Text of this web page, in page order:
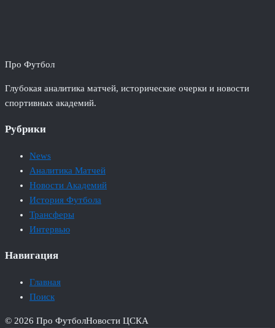
Про Футбол
Глубокая аналитика матчей, исторические очерки и новости
спортивных академий.
Рубрики
News
Аналитика Матчей
Новости Академий
История Футбола
Трансферы
Интервью
Навигация
Главная
Поиск
© 2026 Про ФутболНовости ЦСКА